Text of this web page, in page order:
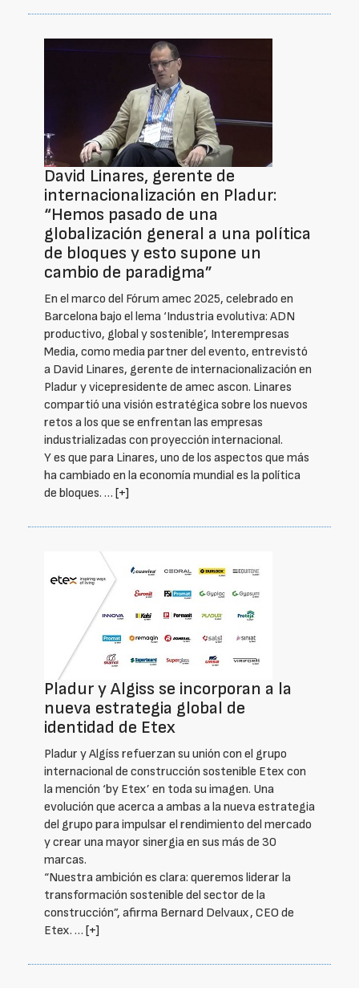
David Linares, gerente de
internacionalización en Pladur:
“Hemos pasado de una
globalización general a una política
de bloques y esto supone un
cambio de paradigma”
En el marco del Fórum amec 2025, celebrado en
Barcelona bajo el lema ‘Industria evolutiva: ADN
productivo, global y sostenible’, Interempresas
Media, como media partner del evento, entrevistó
a David Linares, gerente de internacionalización en
Pladur y vicepresidente de amec ascon. Linares
compartió una visión estratégica sobre los nuevos
retos a los que se enfrentan las empresas
industrializadas con proyección internacional.
Y es que para Linares, uno de los aspectos que más
ha cambiado en la economía mundial es la política
de bloques. … [+]
Pladur y Algiss se incorporan a la
nueva estrategia global de
identidad de Etex
Pladur y Algíss refuerzan su unión con el grupo
internacional de construcción sostenible Etex con
la mención ‘by Etex’ en toda su imagen. Una
evolución que acerca a ambas a la nueva estrategia
del grupo para impulsar el rendimiento del mercado
y crear una mayor sinergia en sus más de 30
marcas.
“Nuestra ambición es clara: queremos liderar la
transformación sostenible del sector de la
construcción”, afirma Bernard Delvaux, CEO de
Etex. … [+]